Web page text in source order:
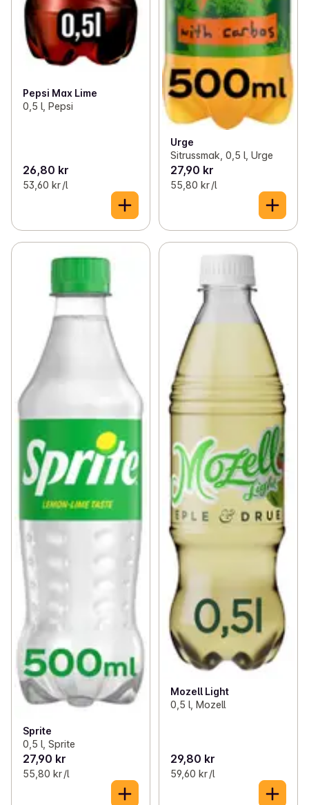
Pepsi Max Lime
0,5 l, Pepsi
26,80 kr
53,60 kr /l
Urge
Sitrussmak, 0,5 l, Urge
27,90 kr
55,80 kr /l
Sprite
0,5 l, Sprite
27,90 kr
55,80 kr /l
Mozell Light
0,5 l, Mozell
29,80 kr
59,60 kr /l